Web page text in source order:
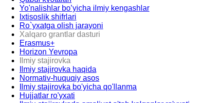
Yo'nalishlar bo’yicha ilmiy kengashlar
Ixtisoslik shifrlari
Ro`yxatga olish jarayoni
Xalqaro grantlar dasturi
Erasmus+
Horizon Yevropa
Ilmiy stajirovka
Ilmiy stajirovka haqida
Normativ-huquqiy asos
Ilmiy stajirovka bo'yicha qo'llanma
Hujjatlar ro'yxati